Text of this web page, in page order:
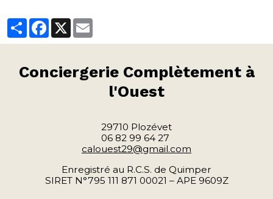
PartagerFacebook
X
Conciergerie Complètement à
l'Ouest
29710 Plozévet
06 82 99 64 27
calouest29@gmail.com
Enregistré au R.C.S. de Quimper
SIRET N°795 111 871 00021 – APE 9609Z